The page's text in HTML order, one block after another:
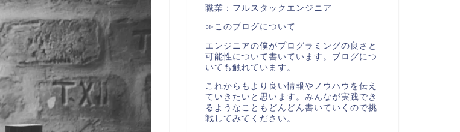
職業：フルスタックエンジニア
≫このブログについて
エンジニアの僕がプログラミングの良さと
可能性について書いています。ブログにつ
いても触れています。
これからもより良い情報やノウハウを伝え
ていきたいと思います。みんなが実践でき
るようなこともどんどん書いていくので挑
戦してみてください。